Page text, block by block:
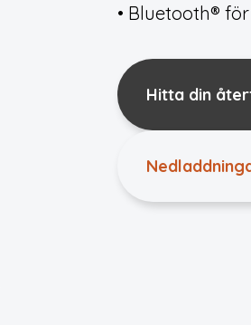
• Bluetooth®
Hitta din